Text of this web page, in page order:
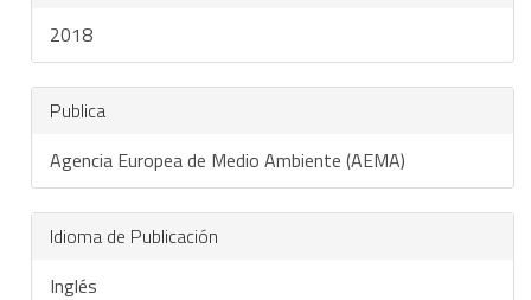
2018
Publica
Agencia Europea de Medio Ambiente (AEMA)
Idioma de Publicación
Inglés